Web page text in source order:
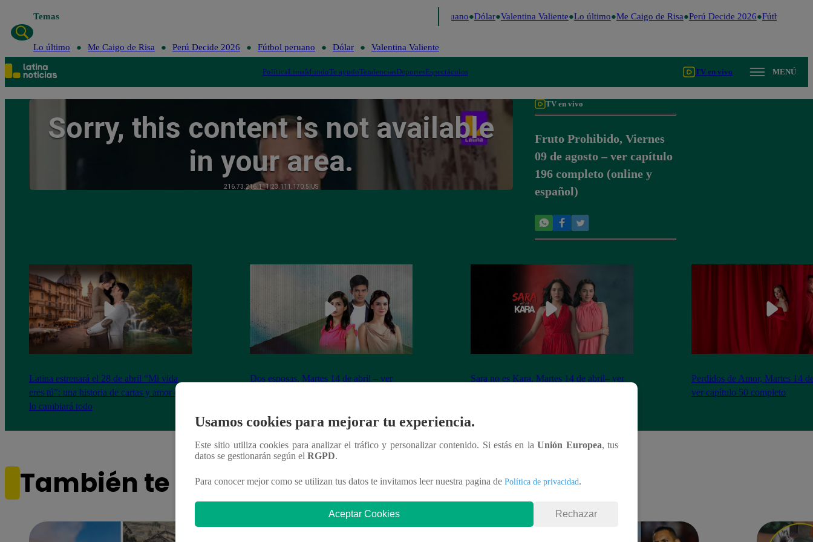
Temas Fútbol peruano Dólar Valentina Valiente Lo último Me Caigo de Risa Perú Decide 2026 Fútbol
Lo último Me Caigo de Risa Perú Decide 2026 Fútbol peruano Dólar Valentina Valiente
PolíticaLimaMundoTe ayudoTendenciasDeportesEspectáculos TV en vivo MENÚ
TV en vivo
Fruto Prohibido, Viernes
09 de agosto – ver capítulo
196 completo (online y
español)
Latina estrenará el 28 de abril “Mi vida
eres tú”: una historia de cartas y amor que
lo cambiará todo
Dos esposas, Martes 14 de abril – ver
Sara no es Kara, Martes 14 de abril– ver
Perdidos de Amor, Martes 14
ver capítulo 50 completo
También te puede interesar
Usamos cookies para mejorar tu experiencia.
Este sitio utiliza cookies para analizar el tráfico y personalizar contenido. Si estás en laUnión Europea, tus
datos se gestionarán según el RGPD.
Para conocer mejor como se utilizan tus datos te invitamos leer nuestra pagina de Política de privacidad.
Aceptar Cookies Rechazar